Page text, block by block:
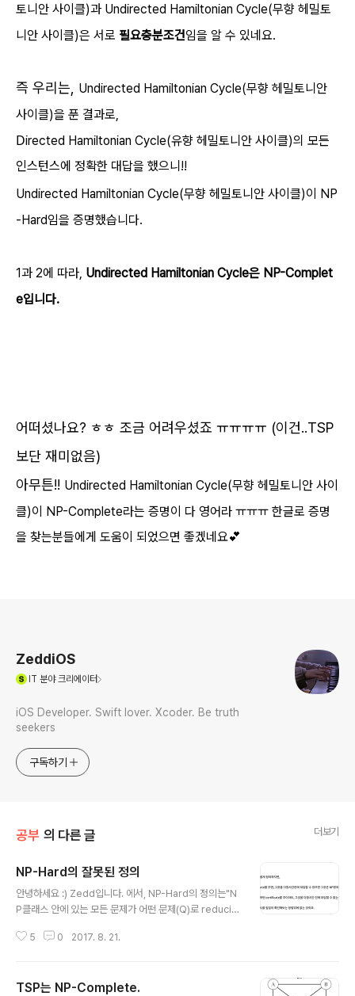
토니안 사이클)과 Undirected Hamiltonian Cycle(무향 헤밀토
니안 사이클)은 서로 필요충분조건임을 알 수 있네요.
즉 우리는, Undirected Hamiltonian Cycle(무향 헤밀토니안
사이클)을 푼 결과로,
Directed Hamiltonian Cycle(유향 헤밀토니안 사이클)의 모든
인스턴스에 정확한 대답을 했으니!!
Undirected Hamiltonian Cycle(무향 헤밀토니안 사이클)이 NP
-Hard임을 증명했습니다.
1과 2에 따라, Undirected Hamiltonian Cycle은 NP-Complet
e입니다.
어떠셨나요? ㅎㅎ 조금 어려우셨죠 ㅠㅠㅠㅠ (이건..TSP
보단 재미없음)
아무튼!! Undirected Hamiltonian Cycle(무향 헤밀토니안 사이
클)이 NP-Complete라는 증명이 다 영어라 ㅠㅠㅠ 한글로 증명
을 찾는분들에게 도움이 되었으면 좋겠네요💕
ZeddiOS
IT 분야 크리에이터
iOS Developer. Swift lover. Xcoder. Be truth
seekers
구독하기
공부 의 다른 글 더보기
NP-Hard의 잘못된 정의
안녕하세요 :) Zedd입니다. 에서, NP-Hard의 정의는"N
P클래스 안에 있는 모든 문제가 어떤 문제(Q)로 reducibl
근데, 인터넷에 NP-Hard의 정의를 찾아보시면 이런글들
에 있는 모든 문제가 어떤 문제(Q)로 reducible하면, 그
5 0 2017. 8. 21.
TSP는 NP-Complete.